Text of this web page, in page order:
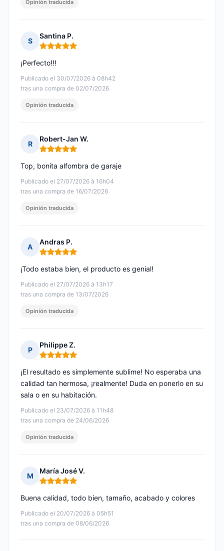
Opinión traducida
S
Santina P.
Nota: 5 de 5
Publicado el 30/07/2026 à 08h42
tras una compra de 02/07/2026
¡Perfecto!!!
Opinión traducida
R
Robert-Jan W.
Nota: 5 de 5
Publicado el 27/07/2026 à 16h04
tras una compra de 16/07/2026
Top, bonita alfombra de garaje
Opinión traducida
A
Andras P.
Nota: 5 de 5
Publicado el 27/07/2026 à 13h17
tras una compra de 13/07/2026
¡Todo estaba bien, el producto es genial!
Opinión traducida
P
Philippe Z.
Nota: 5 de 5
Publicado el 23/07/2026 à 11h48
tras una compra de 24/06/2026
¡El resultado es simplemente sublime! No esperaba una
calidad tan hermosa, ¡realmente! Duda en ponerlo en su
sala o en su habitación.
Opinión traducida
M
María José V.
Nota: 5 de 5
Publicado el 20/07/2026 à 05h51
tras una compra de 08/06/2026
Buena calidad, todo bien, tamaño, acabado y colores